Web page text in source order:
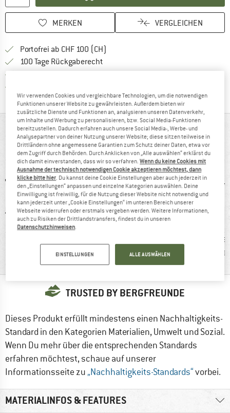
MERKEN VERGLEICHEN
Portofrei ab CHF 100 (CH)
100 Tage Rückgaberecht
AUF EINEN BLICK
Sportliche Fleecejacke mit Kapuze
Weiterempfehlung
guter Schnitt
TRUSTED BY BERGFREUNDE
Dieses Produkt erfüllt mindestens einen Nachhaltigkeits-
Standard in den Kategorien Materialien, Umwelt und Sozial.
Wenn Du mehr über die entsprechenden Standards
erfahren möchtest, schaue auf unserer
Informationsseite zu„Nachhaltigkeits-Standards“vorbei.
MATERIALINFOS & FEATURES
Wir verwenden Cookies und vergleichbare Technologien, um die notwendigen
Funktionen unserer Website zu gewährleisten. Außerdem bieten wir
zusätzliche Dienste und Funktionen an, analysieren unseren Datenverkehr,
um Inhalte und Werbung zu personalisieren, bzw. Social Media-Funktionen
bereitzustellen. Dadurch erfahren auch unsere Social Media-, Werbe- und
Analysepartner von deiner Nutzung unserer Website; diese sitzen teilweise in
Drittländern ohne angemessene Garantien zum Schutz deiner Daten, etwa vor
dem Zugriff durch Behörden. Durch Anklicken von „Alle auswählen“ erklärst du
dich damit einverstanden, dass wir so verfahren.Wenn du keine Cookies mit
Ausnahme der technisch notwendigen Cookie akzeptieren möchtest, dann
klicke bitte hier . Du kannst deine Cookie Einstellungen aber auch jederzeit in
den „Einstellungen“ anpassen und einzelne Kategorien auswählen. Deine
Einwilligung ist freiwillig, für die Nutzung dieser Website nicht notwendig und
kann jederzeit unter „Cookie Einstellungen“ im unteren Bereich unserer
Webseite widerrufen oder erstmals vergeben werden. Weitere Informationen,
auch zu Risiken der Drittlandstransfers, findest du in unseren
Datenschutzhinweisen
EINSTELLUNGEN ALLE AUSWÄHLEN